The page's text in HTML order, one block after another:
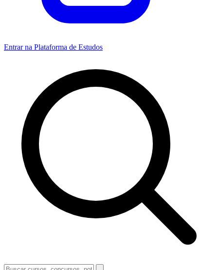
Entrar na Plataforma de Estudos